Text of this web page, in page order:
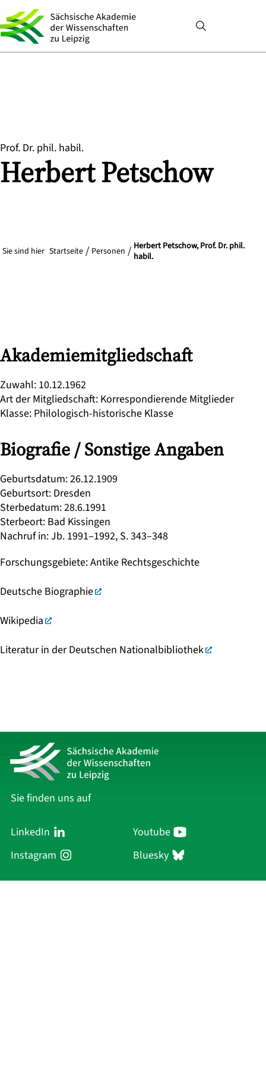
Prof. Dr. phil. habil.
HerbertPetschow
Sie sind hier Startseite Personen
Herbert Petschow, Prof. Dr. phil.
habil.
Akademiemitgliedschaft
Zuwahl: 10.12.1962
Art der Mitgliedschaft: Korrespondierende Mitglieder
Klasse: Philologisch-historische Klasse
Biografie / Sonstige Angaben
Geburtsdatum:26.12.1909
Geburtsort: Dresden
Sterbedatum:28.6.1991
Sterbeort: Bad Kissingen
Nachruf in:Jb. 1991–1992, S. 343–348
Forschungsgebiete:Antike Rechtsgeschichte
Deutsche Biographie
Wikipedia
Literatur in der Deutschen Nationalbibliothek
Sie finden uns auf
LinkedIn
Youtube
Instagram
Bluesky